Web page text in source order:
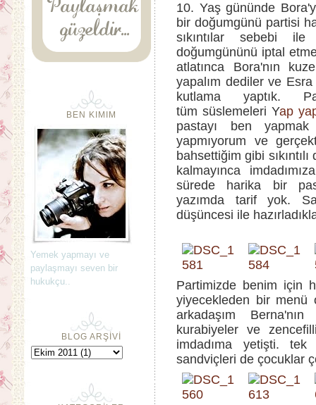
10. Yaş gününde
bir doğumgünü partisi
sıkıntılar sebebi ile
doğumgününü iptal
atlatınca Bora'nın
yapalım dediler ve
kutlama yaptık.
tüm süslemeleri Yap
pastayı ben
yapmıyorum ve
bahsettiğim gibi
kalmayınca
sürede harika bir
yazımda tarif yok.
düşüncesi ile
Partimizde benim için
yiyecekleden bir menü
arkadaşım
kurabiyeler ve
imdadıma yetişti.
sandviçleri de çocuklar
BEN KIMIM
Yemek yapmayı ve
paylaşmayı seven bir
hukukçu..
BLOG ARŞİVİ